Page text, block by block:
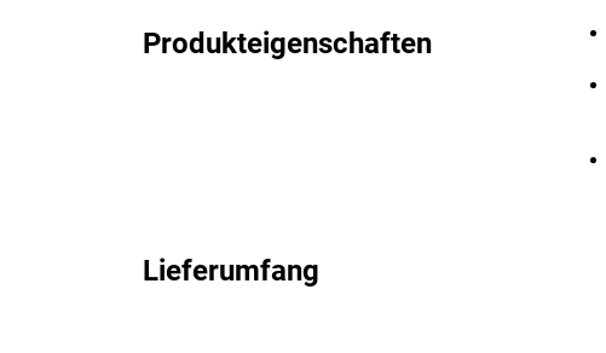
Produkteigenschaften
Lieferumfang